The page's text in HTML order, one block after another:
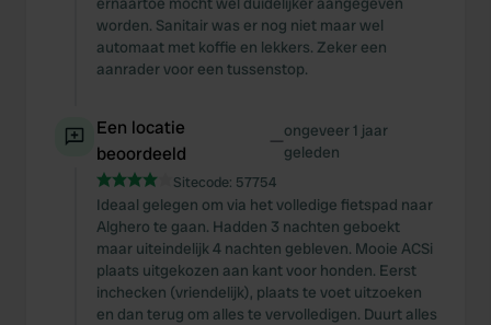
worden. Sanitair was er nog niet maar wel
automaat met koffie en lekkers. Zeker een
aanrader voor een tussenstop.
Een locatie
beoordeeld
—ongeveer 1 jaar
geleden
Sitecode: 57754
Ideaal gelegen om via het volledige fietspad naar
Alghero te gaan. Hadden 3 nachten geboekt
maar uiteindelijk 4 nachten gebleven. Mooie ACSi
plaats uitgekozen aan kant voor honden. Eerst
inchecken (vriendelijk), plaats te voet uitzoeken
en dan terug om alles te vervolledigen. Duurt alles